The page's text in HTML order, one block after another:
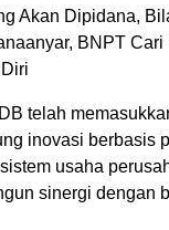
Akan Dipidana,
BNPT
telah
inovasi berbasis
usaha
sinergi dengan